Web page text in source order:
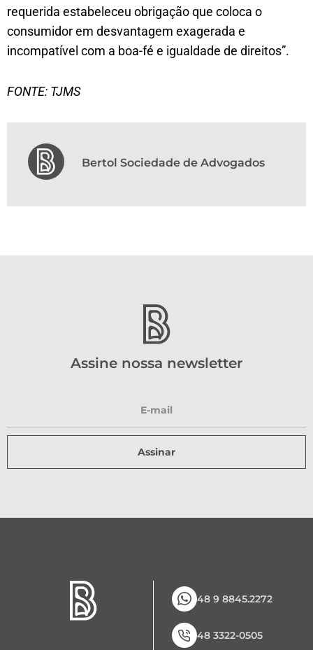
requerida estabeleceu obrigação que coloca o
consumidor em desvantagem exagerada e
incompatível com a boa-fé e igualdade de direitos”.
FONTE: TJMS
Bertol Sociedade de Advogados
Assine nossa newsletter
Assinar
48 9 8845.2272
48 3322-0505